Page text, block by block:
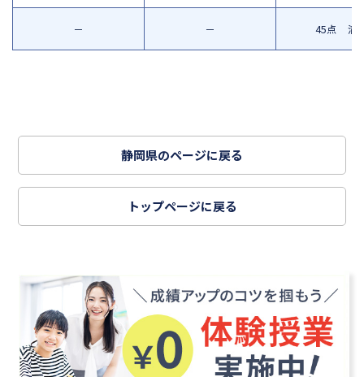
－ － 45点 満
静岡県のページに戻る
トップページに戻る